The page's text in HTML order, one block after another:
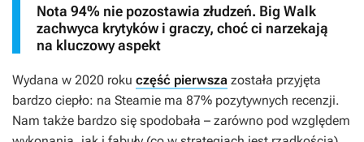
Nota 94% nie pozostawia złudzeń. Big Walk
zachwyca krytyków i graczy, choć ci narzekają
na kluczowy aspekt
Wydana w 2020 roku część pierwsza została przyjęta
bardzo ciepło: na Steamie ma 87% pozytywnych recenzji.
Nam także bardzo się spodobała – zarówno pod względem